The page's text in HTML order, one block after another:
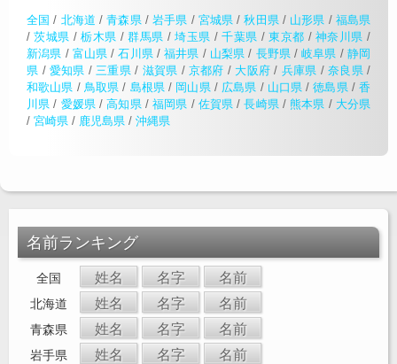
全国 / 北海道 /青森県/ 岩手県 / 宮城県 /秋田県/ 山形県 / 福島県
/茨城県 /栃木県 /群馬県 /埼玉県 /千葉県 /東京都 /神奈川県 /
新潟県 / 富山県 /石川県/福井県 / 山梨県 / 長野県/岐阜県 / 静岡
県 / 愛知県 /三重県 / 滋賀県 / 京都府 / 大阪府 / 兵庫県 / 奈良県/
和歌山県 / 鳥取県 / 島根県/ 岡山県/ 広島県 / 山口県 /徳島県/香
川県 / 愛媛県/高知県/ 福岡県 / 佐賀県 /長崎県/熊本県 / 大分県
/ 宮崎県 / 鹿児島県 / 沖縄県
名前ランキング
全国 姓名 名字 名前
北海道 姓名 名字 名前
青森県 姓名 名字 名前
岩手県 姓名 名字 名前